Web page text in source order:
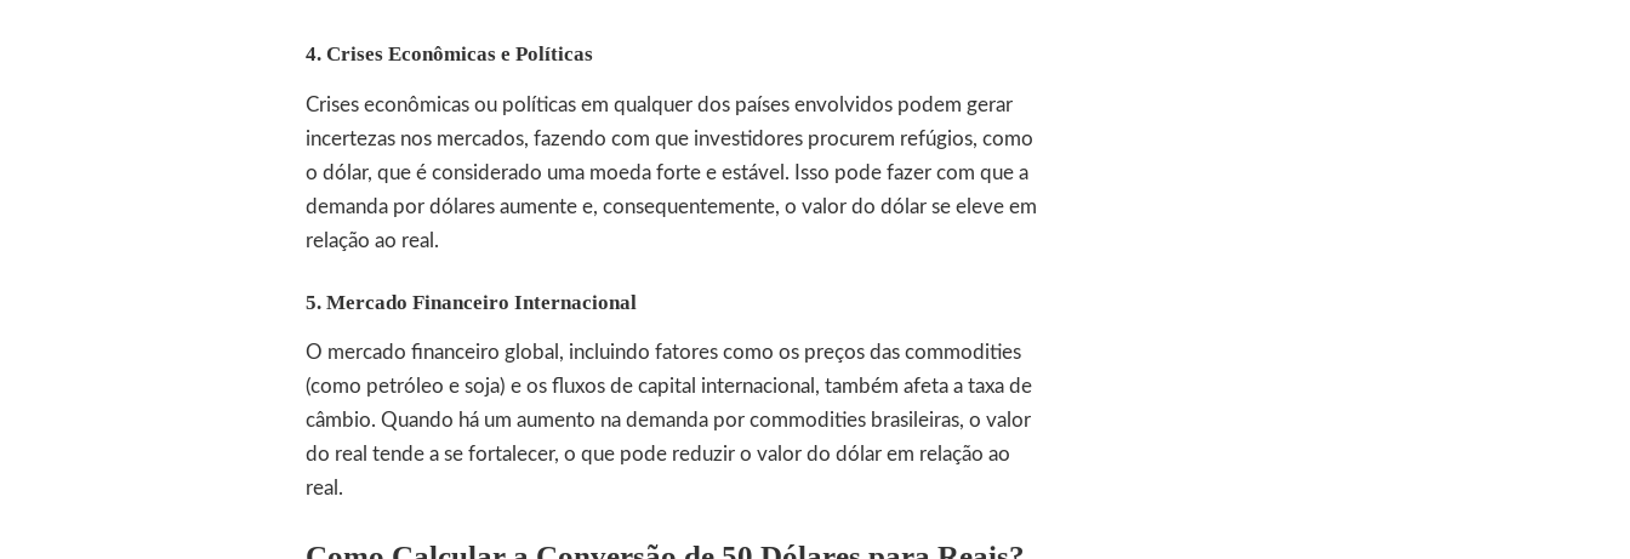
4. Crises Econômicas e Políticas
Crises econômicas ou políticas em qualquer dos países envolvidos podem gerar
incertezas nos mercados, fazendo com que investidores procurem refúgios, como
o dólar, que é considerado uma moeda forte e estável. Isso pode fazer com que a
demanda por dólares aumente e, consequentemente, o valor do dólar se eleve em
relação ao real.
5. Mercado Financeiro Internacional
O mercado financeiro global, incluindo fatores como os preços das commodities
(como petróleo e soja) e os fluxos de capital internacional, também afeta a taxa de
câmbio. Quando há um aumento na demanda por commodities brasileiras, o valor
do real tende a se fortalecer, o que pode reduzir o valor do dólar em relação ao
real.